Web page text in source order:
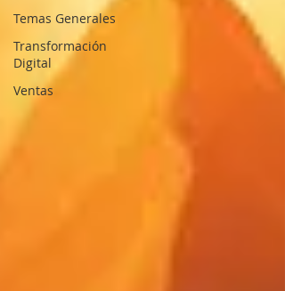
Temas Generales
Transformación
Digital
Ventas